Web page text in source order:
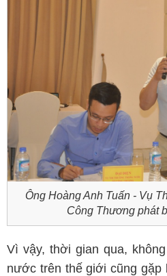
Ông Hoàng Anh Tuấn - Vụ
Công Thương phát
Vì vậy, thời gian qua,
nước trên thế giới cũng gặp